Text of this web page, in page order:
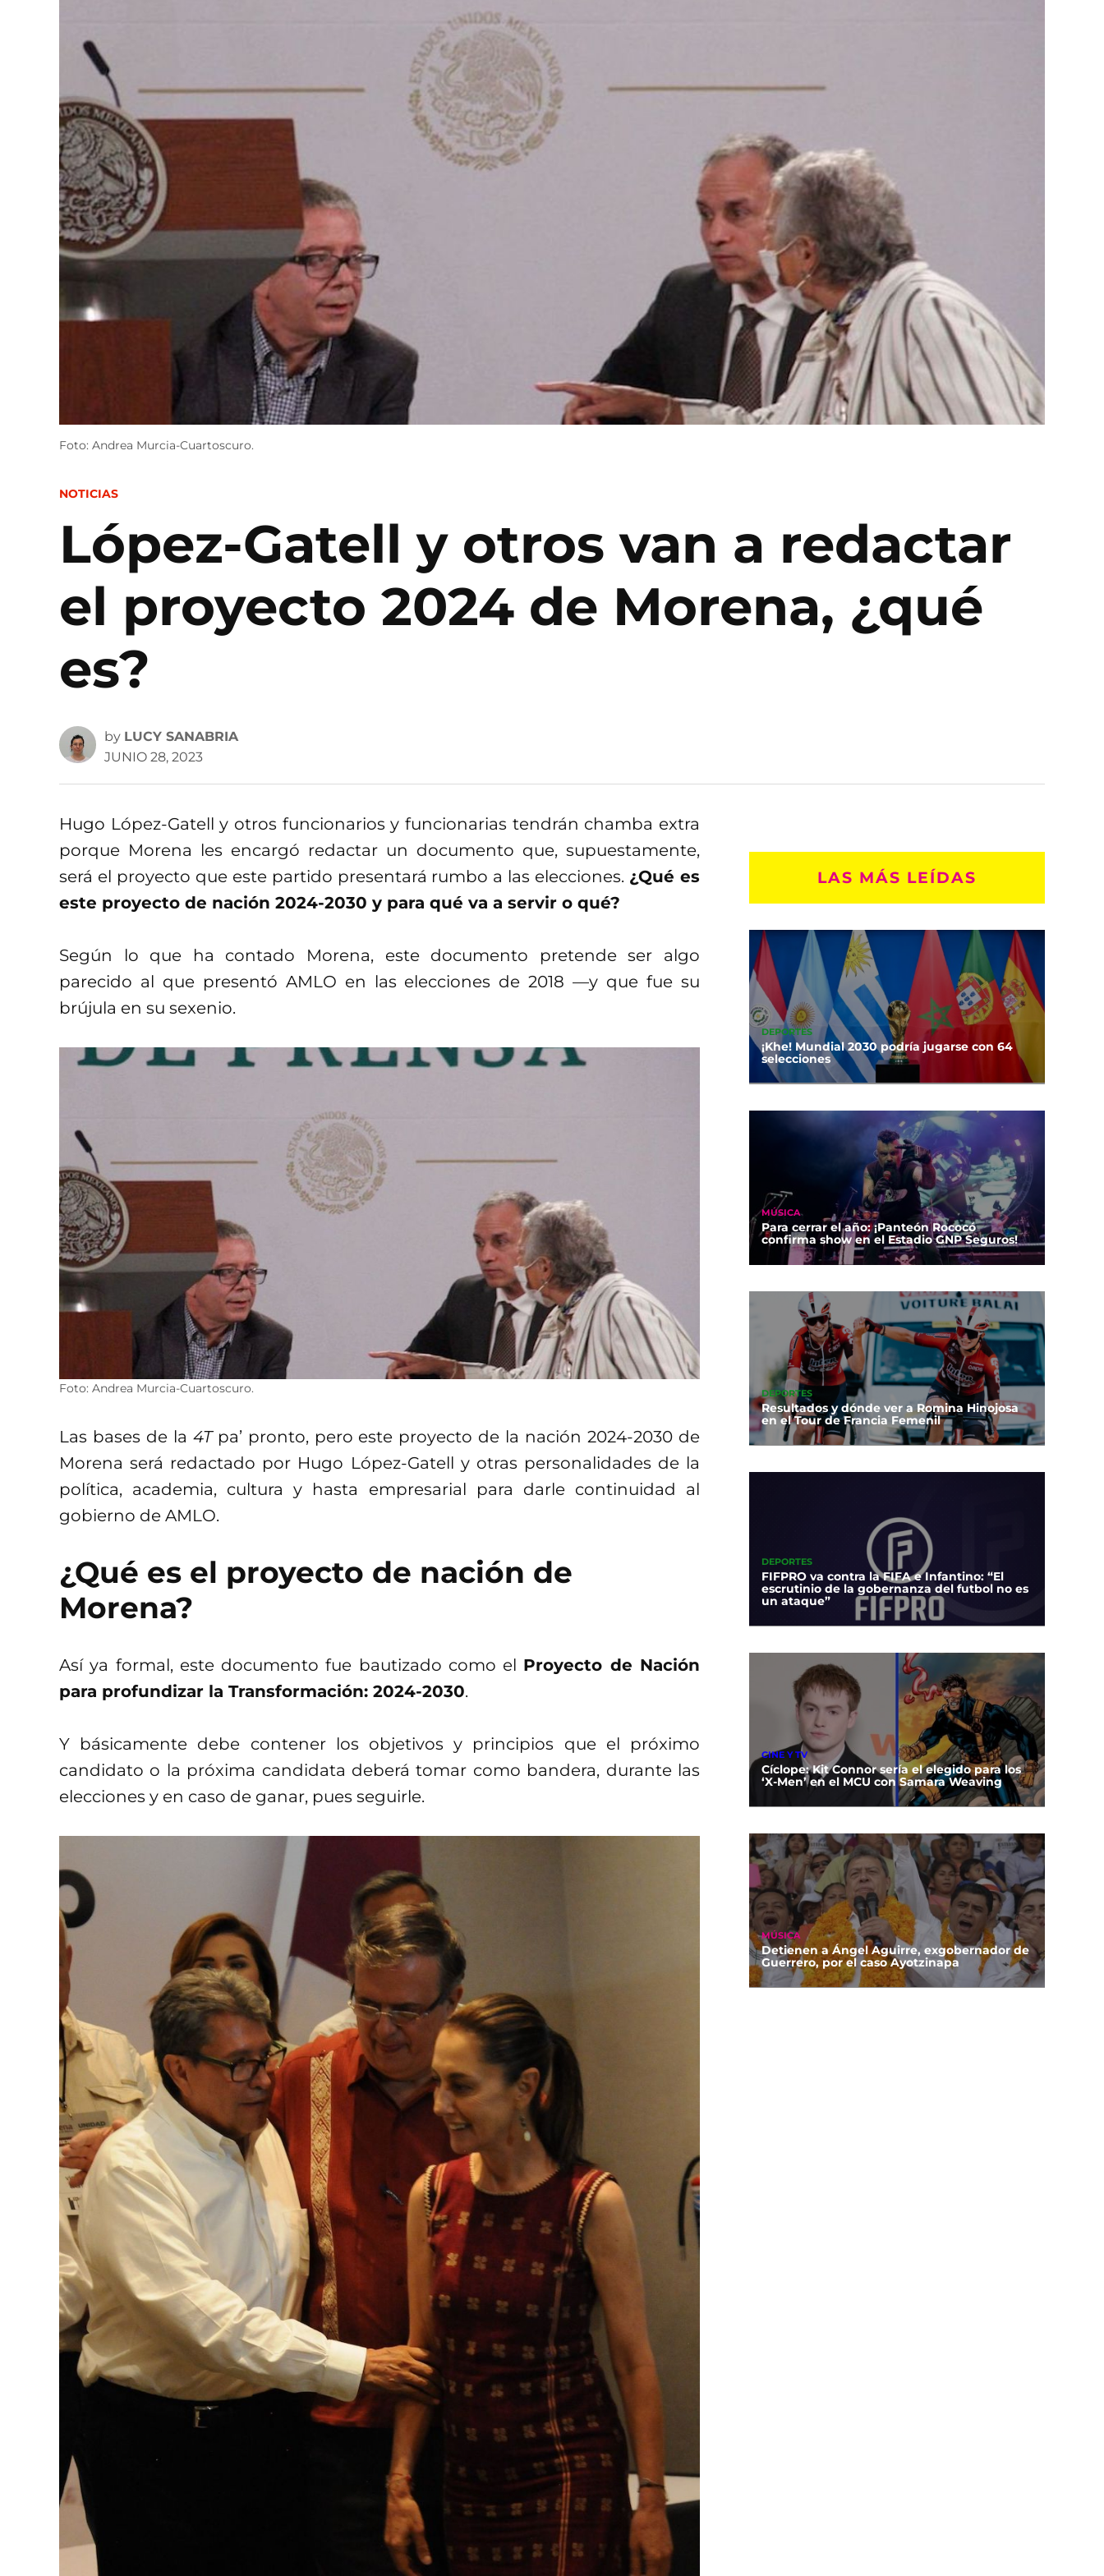
Foto: Andrea Murcia-Cuartoscuro.
POSTED
NOTICIAS
López-Gatell y otros van a redactar
el proyecto 2024 de Morena, ¿qué
es?
by LUCY SANABRIA
JUNIO 28, 2023
Hugo López-Gatell y otros funcionarios y funcionarias tendrán chamba extra
porque Morena les encargó redactar un documento que, supuestamente,
será el proyecto que este partido presentará rumbo a las elecciones. ¿Qué es
este proyecto de nación 2024-2030 y para qué va a servir o qué?
Según lo que ha contado Morena, este documento pretende ser algo
parecido al que presentó AMLO en las elecciones de 2018 —y que fue su
brújula en su sexenio.
Foto: Andrea Murcia-Cuartoscuro.
Las bases de la 4Tpa’ pronto, pero este proyecto de la nación 2024-2030 de
Morena será redactado por Hugo López-Gatell y otras personalidades de la
política, academia, cultura y hasta empresarial para darle continuidad al
gobierno de AMLO.
¿Qué es el proyecto de nación de
Morena?
Así ya formal, este documento fue bautizado como el Proyecto de Nación
para profundizar la Transformación: 2024-2030.
Y básicamente debe contener los objetivos y principios que el próximo
candidato o la próxima candidata deberá tomar como bandera, durante las
elecciones y en caso de ganar, pues seguirle.
LAS MÁS LEÍDAS
DEPORTES
¡Khe! Mundial 2030 podría jugarse con 64
selecciones
MÚSICA
Para cerrar el año: ¡Panteón Rococó
confirma show en el Estadio GNP Seguros!
DEPORTES
Resultados y dónde ver a Romina Hinojosa
en el Tour de Francia Femenil
DEPORTES
FIFPRO va contra la FIFA e Infantino: “El
escrutinio de la gobernanza del futbol no es
un ataque”
CINE Y TV
Cíclope: Kit Connor sería el elegido para los
‘X-Men’ en el MCU con Samara Weaving
MÚSICA
Detienen a Ángel Aguirre, exgobernador de
Guerrero, por el caso Ayotzinapa